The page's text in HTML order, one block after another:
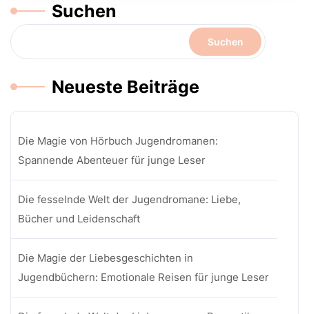
Suchen
Suchen
Neueste Beiträge
Die Magie von Hörbuch Jugendromanen:
Spannende Abenteuer für junge Leser
Die fesselnde Welt der Jugendromane: Liebe,
Bücher und Leidenschaft
Die Magie der Liebesgeschichten in
Jugendbüchern: Emotionale Reisen für junge Leser